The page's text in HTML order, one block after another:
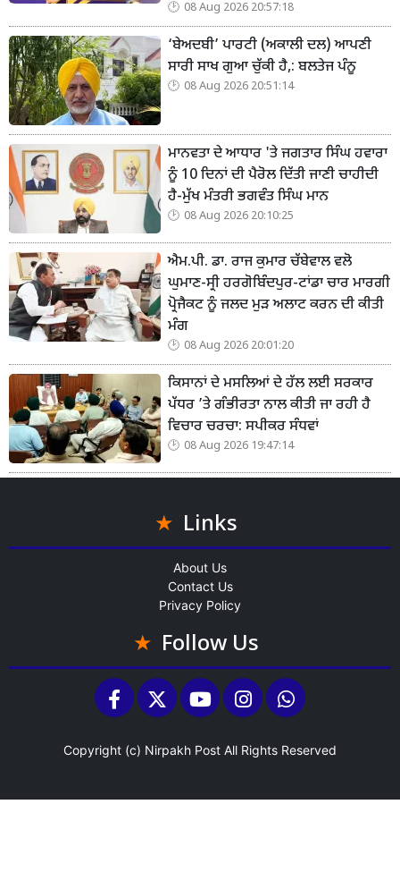
08 Aug 2026 20:57:18
‘ਬੇਅਦਬੀ’ ਪਾਰਟੀ (ਅਕਾਲੀ ਦਲ) ਆਪਣੀ
ਸਾਰੀ ਸਾਖ ਗੁਆ ਚੁੱਕੀ ਹੈ,: ਬਲਤੇਜ ਪੰਨੂ
08 Aug 2026 20:51:14
ਮਾਨਵਤਾ ਦੇ ਆਧਾਰ 'ਤੇ ਜਗਤਾਰ ਸਿੰਘ ਹਵਾਰਾ
ਨੂੰ 10 ਦਿਨਾਂ ਦੀ ਪੈਰੋਲ ਦਿੱਤੀ ਜਾਣੀ ਚਾਹੀਦੀ
ਹੈ-ਮੁੱਖ ਮੰਤਰੀ ਭਗਵੰਤ ਸਿੰਘ ਮਾਨ
08 Aug 2026 20:10:25
ਐਮ.ਪੀ. ਡਾ. ਰਾਜ ਕੁਮਾਰ ਚੱਬੇਵਾਲ ਵਲੋ
ਘੁਮਾਣ-ਸ੍ਰੀ ਹਰਗੋਬਿੰਦਪੁਰ-ਟਾਂਡਾ ਚਾਰ ਮਾਰਗੀ
ਪ੍ਰੋਜੈਕਟ ਨੂੰ ਜਲਦ ਮੁੜ ਅਲਾਟ ਕਰਨ ਦੀ ਕੀਤੀ
ਮੰਗ
08 Aug 2026 20:01:20
ਕਿਸਾਨਾਂ ਦੇ ਮਸਲਿਆਂ ਦੇ ਹੱਲ ਲਈ ਸਰਕਾਰ
ਪੱਧਰ ’ਤੇ ਗੰਭੀਰਤਾ ਨਾਲ ਕੀਤੀ ਜਾ ਰਹੀ ਹੈ
ਵਿਚਾਰ ਚਰਚਾ: ਸਪੀਕਰ ਸੰਧਵਾਂ
08 Aug 2026 19:47:14
Links
About Us
Contact Us
Privacy Policy
Follow Us
Copyright (c) Nirpakh Post All Rights Reserved